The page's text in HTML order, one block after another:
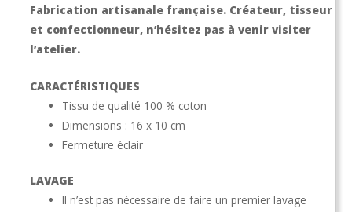
Fabrication artisanale française. Créateur, tisseur
et confectionneur, n’hésitez pas à venir visiter
l’atelier.
CARACTÉRISTIQUES
Tissu de qualité 100 % coton
Dimensions : 16 x 10 cm
Fermeture éclair
LAVAGE
Il n’est pas nécessaire de faire un premier lavage